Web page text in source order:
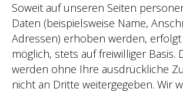
Soweit auf unseren Seiten
Daten (beispielsweise Name,
Adressen) erhoben werden,
möglich, stets auf freiwilliger Basis.
werden ohne Ihre ausdrückliche
nicht an Dritte weitergegeben. Wir